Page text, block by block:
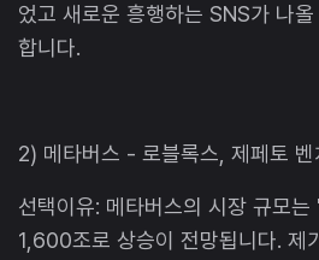
었고 새로운 흥행하는 SNS가 나
합니다.
2) 메타버스 - 로블록스, 제페토 벤
선택이유: 메타버스의 시장 규모
1,600조로 상승이 전망됩니다. 제